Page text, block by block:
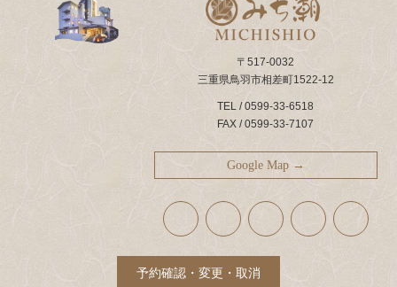
〒517-0032
三重県鳥羽市相差町1522-12
TEL / 0599-33-6518
FAX / 0599-33-7107
Google Map →
ア
イ
コ
ン
ン
ク
ア
イ
コ
ン
ン
ク
ア
イ
コ
ン
ン
ク
ア
イ
コ
ン
ア
イ
コ
ン
予約確認・変更・取消